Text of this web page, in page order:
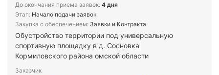
До окончания приема заявок: 4 дня
Этап: Начало подачи заявок
Закупка с обеспечением: Заявки и Контракта
Обустройство территории под универсальную
спортивную площадку в д. Сосновка
Кормиловского района омской области
Заказчик